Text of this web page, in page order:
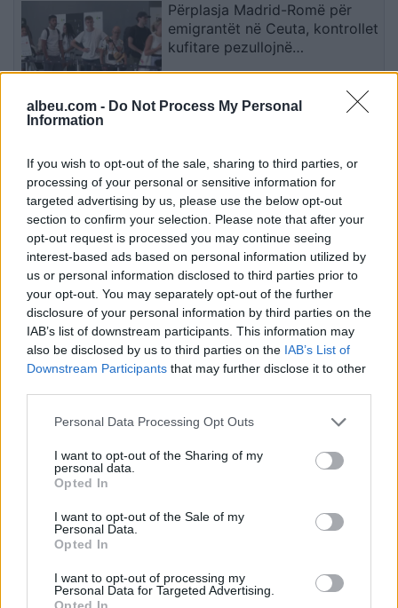
albeu.com - Do Not Process My Personal
Information
If you wish to opt-out of the sale, sharing to third parties, or
processing of your personal or sensitive information for
targeted advertising by us, please use the below opt-out
section to confirm your selection. Please note that after your
opt-out request is processed you may continue seeing
interest-based ads based on personal information utilized by
us or personal information disclosed to third parties prior to
your opt-out. You may separately opt-out of the further
disclosure of your personal information by third parties on the
IAB’s list of downstream participants. This information may
also be disclosed by us to third parties on the IAB’s List of
Downstream Participants that may further disclose it to other
Personal Data Processing Opt Outs
I want to opt-out of the Sharing of my
personal data.
Opted In
I want to opt-out of the Sale of my
Personal Data.
Opted In
I want to opt-out of processing my
Personal Data for Targeted Advertising.
Opted In
Përplasja Madrid-Romë për
emigrantët në Ceuta, kontrollet
kufitare pezullojnë
Albin Kurti shpjegon arsyen
kryetar të Kuvendit
Esim for Global
for Turkey|Esim for Germany|Esim for Greece|